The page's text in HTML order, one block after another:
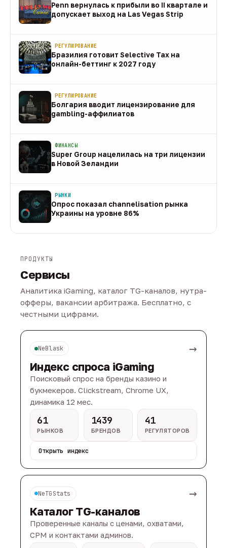
Penn вернулась к прибыли во II квартале и
допускает выход на Las Vegas Strip
РЕГУЛИРОВАНИЕ
Бразилия готовит Selective Tax на
онлайн-беттинг к 2027 году
РЕГУЛИРОВАНИЕ
Болгария вводит лицензирование для
gambling-аффилиатов
ФИНАНСЫ
Super Group нацелилась на три лицензии
в Новой Зеландии
РЫНКИ
Опрос показал channelisation рынка
Украины на уровне 86%
ПРОДУКТЫ
Сервисы
Аналитика iGaming, каталог TG-каналов, нутра-
офферы, вакансии арбитража. Бесплатно, с
честными цифрами.
NeBlask →
Индекс спроса iGaming
Поисковый спрос на бренды казино и
букмекеров. Clickstream, Chrome UX,
динамика 12 мес.
61
РЫНКОВ
1439
БРЕНДОВ
41
РЕГУЛЯТОРОВ
Открыть индекс
NeTGStats →
Каталог TG-каналов
Проверенные каналы с ценами, охватами,
CPM и контактами админов.